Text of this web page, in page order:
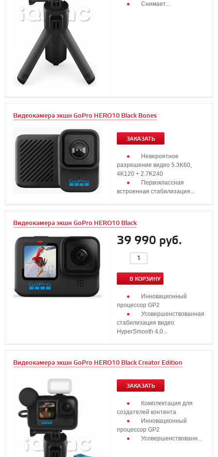
Cнимает...
Видеокамера экшн GoPro HERO10 Black Bones
ЗАКАЗАТЬ
Невероятное
разрешение видео 5.3K60,
4K120 + 2.7K240
Первоклассная
встроенная стабилизация...
Видеокамера экшн GoPro HERO10 Black
39 990 руб.
В КОРЗИНУ
Инновационный
процессор GP2
Усовершенствованная
стабилизация видео
HyperSmooth 4.0...
Видеокамера экшн GoPro HERO10 Black Creator Edition
ЗАКАЗАТЬ
Комплектация для
создателей контента
Инновационный
процессор GP2
Усовершенствованн...